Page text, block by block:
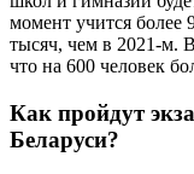
момент учится более
тысяч, чем в 2021-м.
что на 600 человек
Как пройдут
Беларуси?